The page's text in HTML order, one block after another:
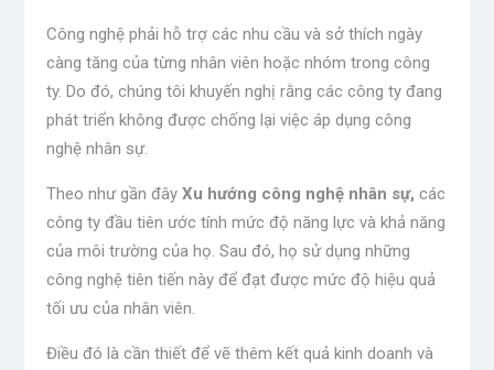
Công nghệ phải hỗ trợ các nhu cầu và sở thích ngày
càng tăng của từng nhân viên hoặc nhóm trong công
ty. Do đó, chúng tôi khuyến nghị rằng các công ty đang
phát triển không được chống lại việc áp dụng công
nghệ nhân sự.
Theo như gần đây Xu hướng công nghệ nhân sự, các
công ty đầu tiên ước tính mức độ năng lực và khả năng
của môi trường của họ. Sau đó, họ sử dụng những
công nghệ tiên tiến này để đạt được mức độ hiệu quả
tối ưu của nhân viên.
Điều đó là cần thiết để vẽ thêm kết quả kinh doanh và